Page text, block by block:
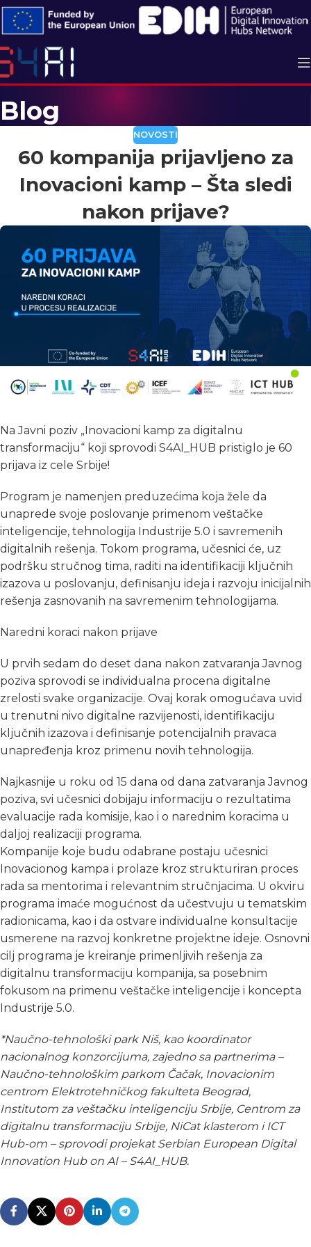
Blog
NOVOSTI
60 kompanija prijavljeno za
Inovacioni kamp – Šta sledi
nakon prijave?
Na Javni poziv „Inovacioni kamp za digitalnu
transformaciju“ koji sprovodi S4AI_HUB pristiglo je 60
prijava iz cele Srbije!
Program je namenjen preduzećima koja žele da
unaprede svoje poslovanje primenom veštačke
inteligencije, tehnologija Industrije 5.0 i savremenih
digitalnih rešenja. Tokom programa, učesnici će, uz
podršku stručnog tima, raditi na identifikaciji ključnih
izazova u poslovanju, definisanju ideja i razvoju inicijalnih
rešenja zasnovanih na savremenim tehnologijama.
Naredni koraci nakon prijave
U prvih sedam do deset dana nakon zatvaranja Javnog
poziva sprovodi se individualna procena digitalne
zrelosti svake organizacije. Ovaj korak omogućava uvid
u trenutni nivo digitalne razvijenosti, identifikaciju
ključnih izazova i definisanje potencijalnih pravaca
unapređenja kroz primenu novih tehnologija.
Najkasnije u roku od 15 dana od dana zatvaranja Javnog
poziva, svi učesnici dobijaju informaciju o rezultatima
evaluacije rada komisije, kao i o narednim koracima u
daljoj realizaciji programa.
Kompanije koje budu odabrane postaju učesnici
Inovacionog kampa i prolaze kroz strukturiran proces
rada sa mentorima i relevantnim stručnjacima. U okviru
programa imaće mogućnost da učestvuju u tematskim
radionicama, kao i da ostvare individualne konsultacije
usmerene na razvoj konkretne projektne ideje. Osnovni
cilj programa je kreiranje primenljivih rešenja za
digitalnu transformaciju kompanija, sa posebnim
fokusom na primenu veštačke inteligencije i koncepta
Industrije 5.0.
*Naučno-tehnološki park Niš, kao koordinator
nacionalnog konzorcijuma, zajedno sa partnerima –
Naučno-tehnološkim parkom Čačak, Inovacionim
centrom Elektrotehničkog fakulteta Beograd,
Institutom za veštačku inteligenciju Srbije, Centrom za
digitalnu transformaciju Srbije, NiCat klasterom i ICT
Hub-om – sprovodi projekat Serbian European Digital
Innovation Hub on AI – S4AI_HUB.